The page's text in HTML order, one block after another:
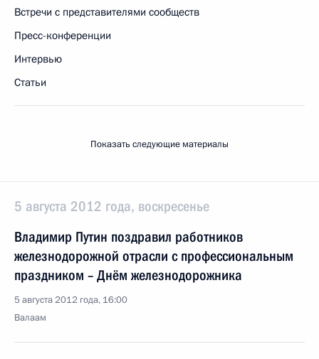
Встречи с представителями сообществ
Пресс-конференции
Интервью
Статьи
Показать следующие материалы
5 августа 2012 года, воскресенье
Владимир Путин поздравил работников
железнодорожной отрасли с профессиональным
праздником – Днём железнодорожника
5 августа 2012 года, 16:00
Валаам